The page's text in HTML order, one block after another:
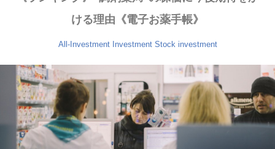
ける理由《電子お薬手帳》
All-Investment Investment Stock investment